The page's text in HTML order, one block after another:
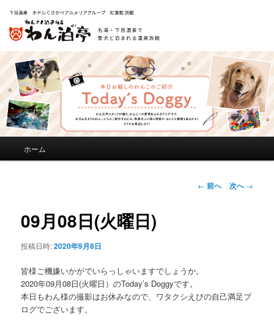
メ
コ
テ
ン
ホーム
投
ョ
← 前へ 次へ→
09月08日(火曜日)
投稿日時:2020年9月8日
皆様ご機嫌いかがでいらっしゃいますでしょうか。
2020年09月08日(火曜日）のToday’s Doggyです。
本日もわん様の撮影はお休みなので、ワタクシえびの自己満足ブ
ログでございます。